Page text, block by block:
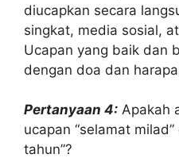
diucapkan secara
singkat, media sosial,
Ucapan yang baik dan
dengan doa dan
Pertanyaan 4: Apakah
ucapan “selamat
tahun”?